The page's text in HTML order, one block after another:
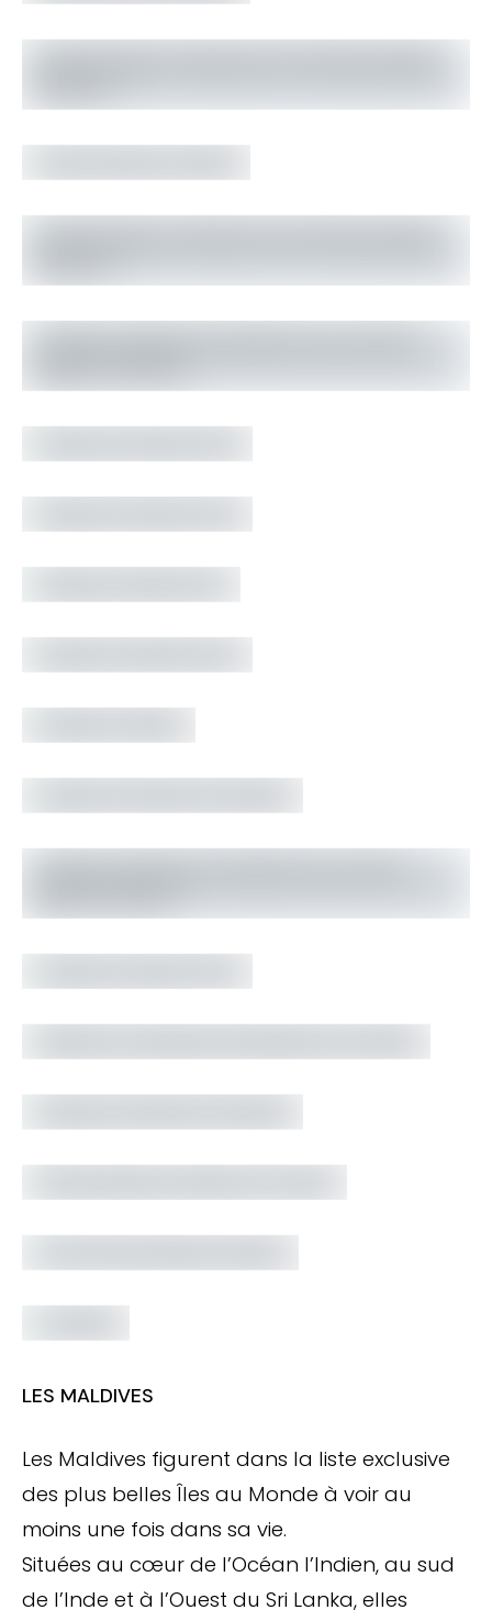
LES MALDIVES
Les Maldives figurent dans la liste exclusive
des plus belles Îles au Monde à voir au
moins une fois dans sa vie.
Situées au cœur de l’Océan l’Indien, au sud
de l’Inde et à l’Ouest du Sri Lanka, elles